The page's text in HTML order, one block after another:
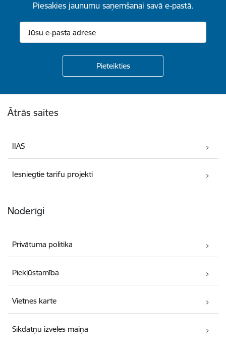
Piesakies jaunumu saņemšanai savā e-pastā.
Ātrās saites
IIAS
Iesniegtie tarifu projekti
Noderīgi
Privātuma politika
Piekļūstamība
Vietnes karte
Sīkdatņu izvēles maiņa